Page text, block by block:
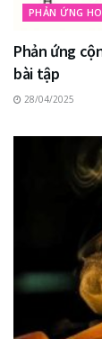
PHẢN ỨNG
Phản ứng
bài tập
28/04/2025